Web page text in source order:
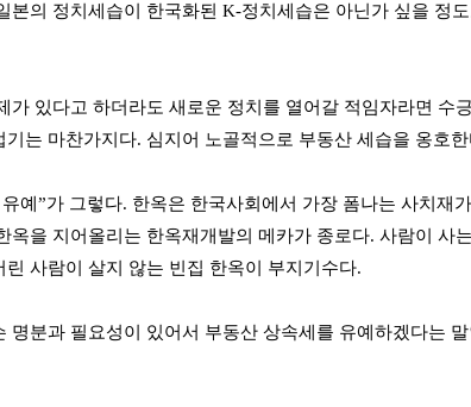
본의 정치세습이 한국화된 K-정치세습은 아닌가 싶을 정
가 있다고 하더라도 새로운 정치를 열어갈 적임자라면 수
기는 마찬가지다. 심지어 노골적으로 부동산 세습을 옹호한
예”가 그렇다. 한옥은 한국사회에서 가장 폼나는 사치재
옥을 지어올리는 한옥재개발의 메카가 종로다. 사람이 사
린 사람이 살지 않는 빈집 한옥이 부지기수다.
명분과 필요성이 있어서 부동산 상속세를 유예하겠다는